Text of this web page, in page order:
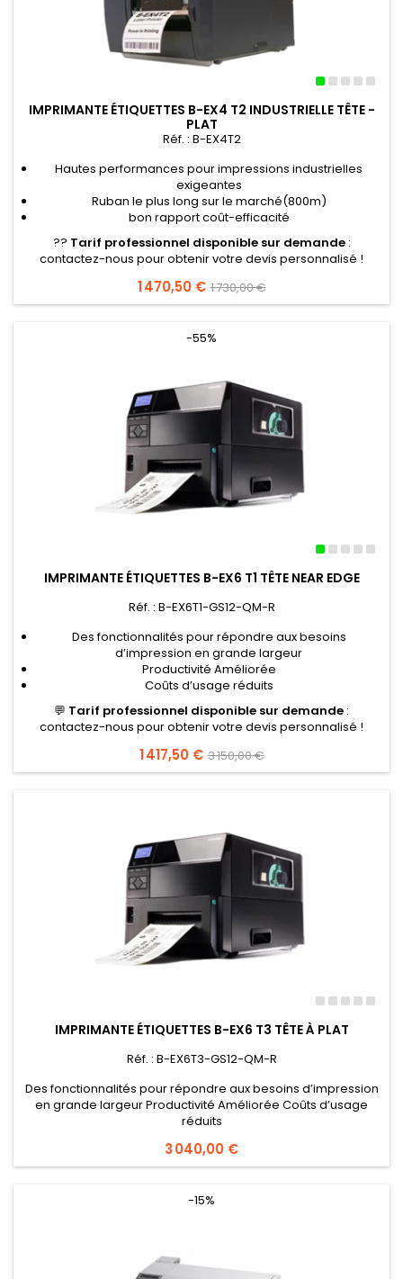
IMPRIMANTE ÉTIQUETTES B-EX4 T2 INDUSTRIELLE TÊTE -
PLAT
Réf. : B-EX4T2
Hautes performances pour impressions industrielles
exigeantes
Ruban le plus long sur le marché(800m)
bon rapport coût-efficacité
?? Tarif professionnel disponible sur demande:
contactez-nous pour obtenir votre devis personnalisé !
Prix
1 470,50 € Prix
de
1 730,00 €
-55%
IMPRIMANTE ÉTIQUETTES B-EX6 T1 TÊTE NEAR EDGE
Réf. : B-EX6T1-GS12-QM-R
Des fonctionnalités pour répondre aux besoins
d’impression en grande largeur
Productivité Améliorée
Coûts d’usage réduits
💬 Tarif professionnel disponible sur demande :
contactez-nous pour obtenir votre devis personnalisé !
Prix
1 417,50 € Prix
de
3 150,00 €
IMPRIMANTE ÉTIQUETTES B-EX6 T3 TÊTE À PLAT
Réf. : B-EX6T3-GS12-QM-R
Des fonctionnalités pour répondre aux besoins d’impression
en grande largeur Productivité Améliorée Coûts d’usage
réduits
Prix
3 040,00 €
-15%